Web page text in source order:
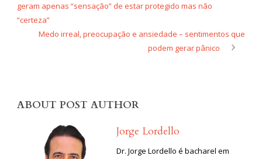
geram apenas “sensação” de estar protegido mas não
“certeza”
Medo irreal, preocupação e ansiedade – sentimentos que
podem gerar pânico
ABOUT POST AUTHOR
Jorge Lordello
Dr. Jorge Lordello é bacharel em